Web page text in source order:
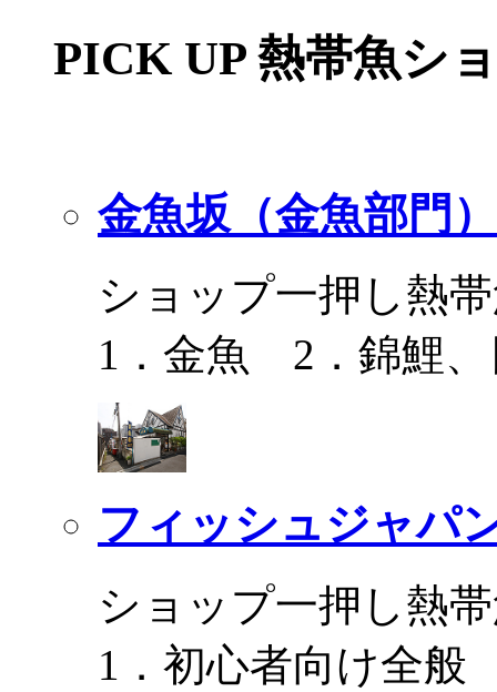
PICK UP 熱帯魚シ
金魚坂（金魚部門）
ショップ一押し熱
1．金魚 2．錦鯉、
フィッシュジャパ
ショップ一押し熱
1．初心者向け全